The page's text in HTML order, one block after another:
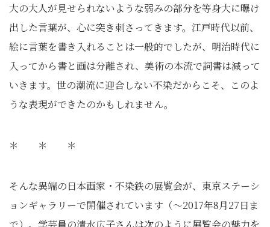
大の大人が見せられないような弱みの部分を等身大に曝け
出した言葉が、心に突き刺さってきます。江戸時代以前、
絵に言葉を書き入れることは一般的でしたが、明治時代に
入ってから書と画は分離され、美術の本流で詞書は減って
いきます。世の潮流に迎合しない不染だからこそ、このよ
うな表現ができたのかもしれません。
＊ ＊ ＊
そんな異端の日本画家・不染鉄の展覧会が、東京ステーシ
ョンギャラリーで開催されています（～2017年8月27日ま